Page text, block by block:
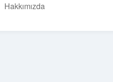
Hakkımızda